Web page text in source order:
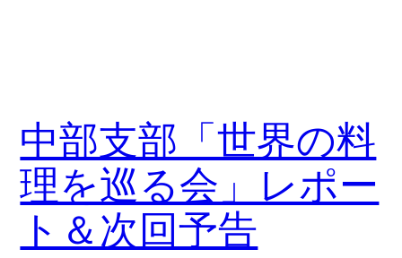
中部支部「世界の料
理を巡る会」レポー
ト＆次回予告